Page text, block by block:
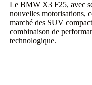
Le BMW X3 F25, avec
nouvelles motorisations,
marché des SUV
combinaison de
technologique.